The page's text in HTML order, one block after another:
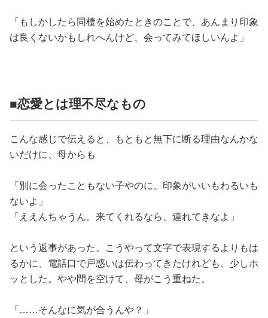
「もしかしたら同棲を始めたときのことで、あんまり印象
は良くないかもしれへんけど、会ってみてほしいんよ」
■恋愛とは理不尽なもの
こんな感じで伝えると、もともと無下に断る理由なんかな
いだけに、母からも
「別に会ったこともない子やのに、印象がいいもわるいも
ないよ」
「ええんちゃうん。来てくれるなら、連れてきなよ」
という返事があった。こうやって文字で表現するよりもは
るかに、電話口で戸惑いは伝わってきたけれども、少しホ
ッとした。やや間を空けて、母がこう重ねた。
「……そんなに気が合うんや？」